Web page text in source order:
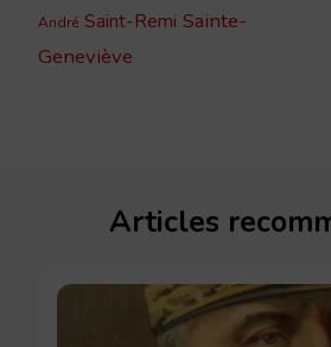
André Saint-Remi Sainte-
Geneviève
Articles